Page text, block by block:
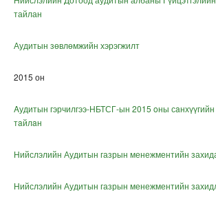
тайлан
Аудитын зөвлөмжийн хэрэгжилт
2015 он
Aудитын гэрчилгээ-НБТСГ-ын 2015 oны
тaйлaн
Нийслэлийн Аудитын газрын менежментийн
Нийслэлийн Аудитын газрын менежментийн